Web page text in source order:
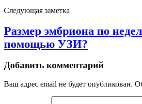
Следующая заметка
Размер эмбриона по
помощью УЗИ?
Добавить комментарий
Ваш адрес email не будет опубликован.